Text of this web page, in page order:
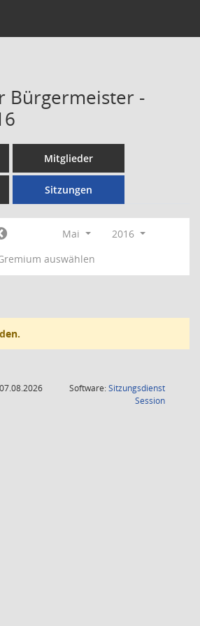
Bürgermeister -
Mitglieder
Sitzungen
Mai
2016
auswählen
Software:Sitzungsdienst
Session(Wird in